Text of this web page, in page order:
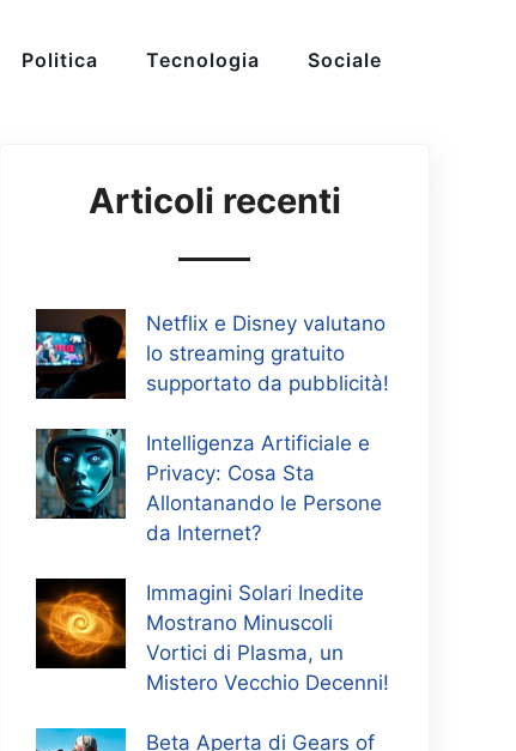
Politica Tecnologia Sociale
Articoli recenti
Netflix e Disney valutano
lo streaming gratuito
supportato da pubblicità!
Intelligenza Artificiale e
Privacy: Cosa Sta
Allontanando le Persone
da Internet?
Immagini Solari Inedite
Mostrano Minuscoli
Vortici di Plasma, un
Mistero Vecchio Decenni!
Beta Aperta di Gears of